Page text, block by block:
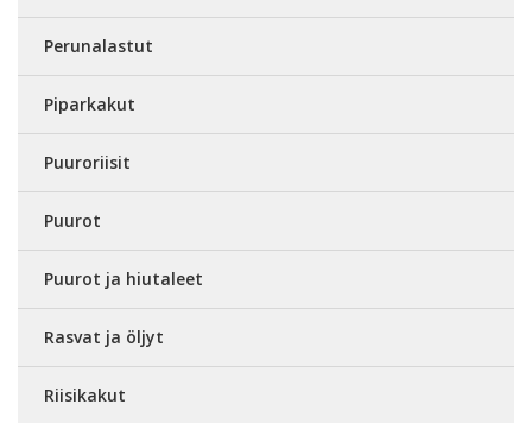
Perunalastut
Piparkakut
Puuroriisit
Puurot
Puurot ja hiutaleet
Rasvat ja öljyt
Riisikakut